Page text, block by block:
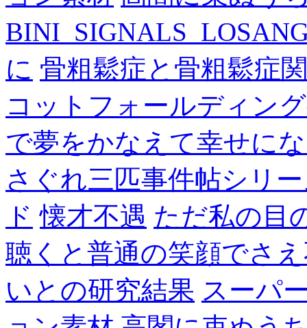
に 骨粗鬆症と骨粗鬆症
コットフォールディン
で夢をかなえて幸せに
さぐれ三匹事件帖シリ
ド 懐才不遇 ただ私の目
聴くと普通の笑顔でさ
いとの研究結果 スーパ